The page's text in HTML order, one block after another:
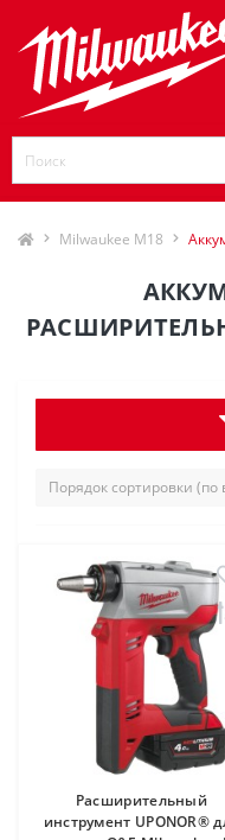
Milwaukee M18
Расширительный
инструмент UPONOR®